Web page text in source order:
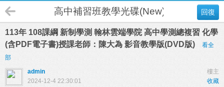
回復
高中補習班教學光碟(New)
113年 108課綱 新制學測 翰林雲端學院 高中學測總複習 化學
(含PDF電子書)授課老師：陳大為 影音教學版(DVD版)
看全
部
樓主
admin
收藏
2024-12-4 22:30:01